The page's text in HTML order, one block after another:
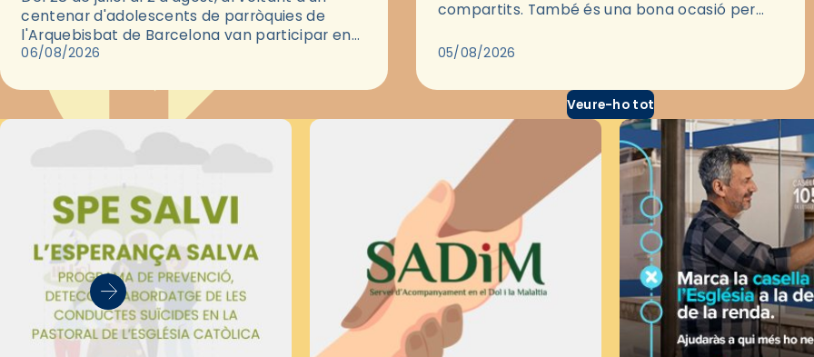
centenar d'adolescents de parròquies de
l'Arquebisbat de Barcelona van participar en
les convivències Be Apostle, organitzades pel
06/08/2026
compartits. També és una bona ocasió per
través del cinema, reflexionar sobre les…
05/08/2026
Veure-ho tot